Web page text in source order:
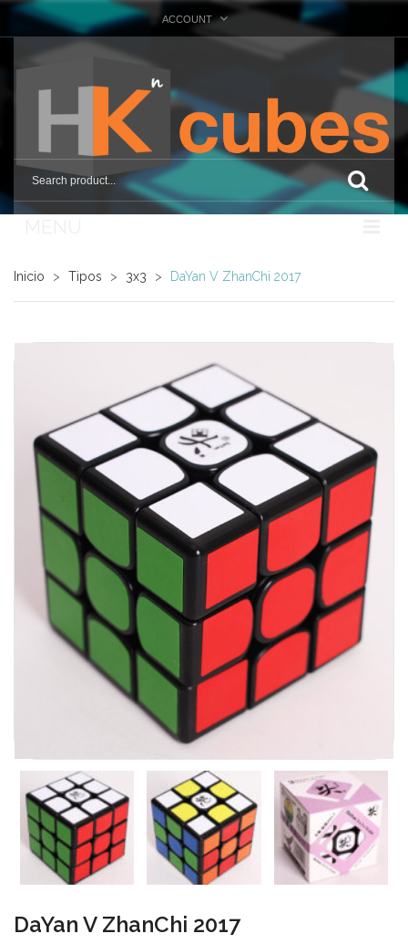
ACCOUNT
Nosotros
Marcas
Carni
DaYan
DianSheng
FangShi
Fidget Cube
Lingao
MoJue
Mozhi
Ninja
QJ
Inicio > Tipos > 3x3 > DaYan V ZhanChi 2017
DaYan V ZhanChi 2017